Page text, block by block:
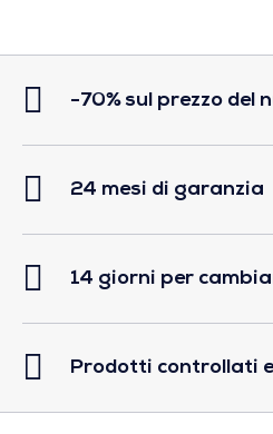
-70% sul prezzo del
24 mesi di garanzia
14 giorni per
Prodotti controllati